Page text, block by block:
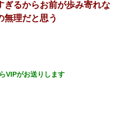
ぎるからお前が歩み寄れな
無理だと思う
VIPがお送りします